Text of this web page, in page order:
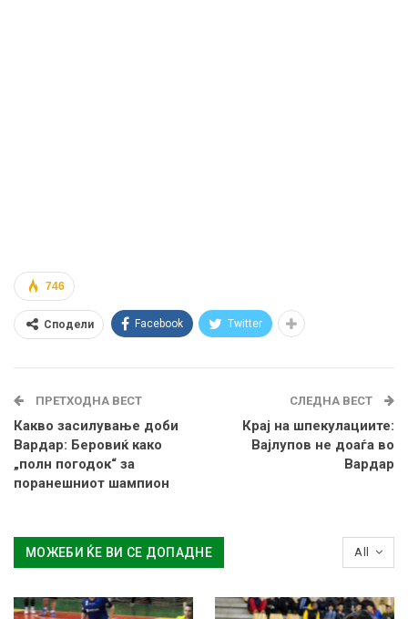
746
Сподели Facebook Twitter
ПРЕТХОДНА ВЕСТ
Какво засилување доби
Вардар: Беровиќ како
„полн погодок“ за
поранешниот шампион
СЛЕДНА ВЕСТ
Крај на шпекулациите:
Вајлупов не доаѓа во
Вардар
All
МОЖЕБИ ЌЕ ВИ СЕ ДОПАДНЕ